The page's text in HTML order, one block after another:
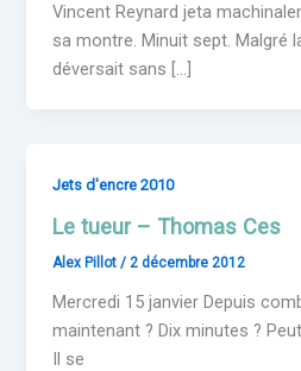
Vincent Reynard jeta
sa montre. Minuit sept. Malgré
déversait sans […]
Jets d'encre 2010
Le tueur – Thomas Ces
Alex Pillot/2 décembre 2012
Mercredi 15 janvier Depuis
maintenant ? Dix minutes ?
Il se